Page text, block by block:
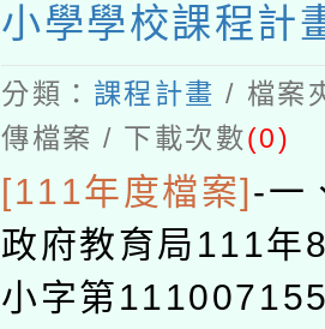
小學學校課程計
分類： 課程計畫 / 檔案
傳檔案 / 下載次數(0)
[111年度檔案]-一
政府教育局111年
小字第